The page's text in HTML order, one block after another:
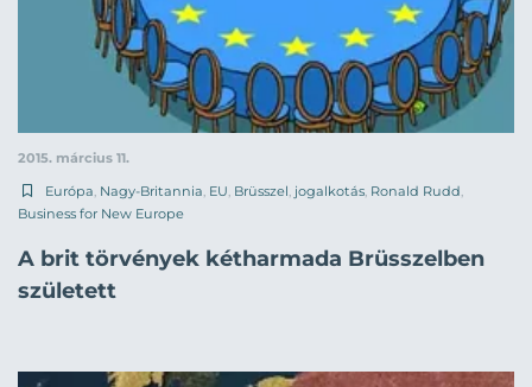
2015. március 11.
Európa Nagy-Britannia EU Brüsszel jogalkotás Ronald Rudd
Business for New Europe
A brit törvények kétharmada Brüsszelben
született